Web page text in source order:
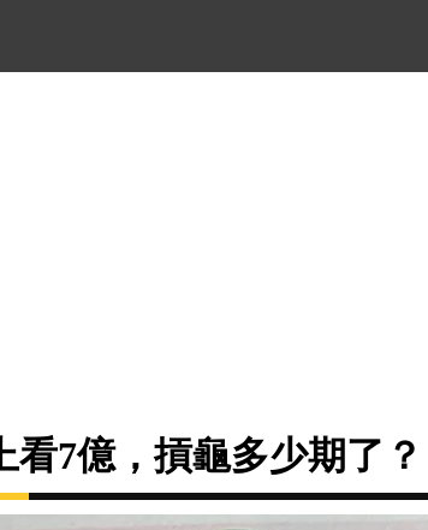
看7億，摃龜多少期了？